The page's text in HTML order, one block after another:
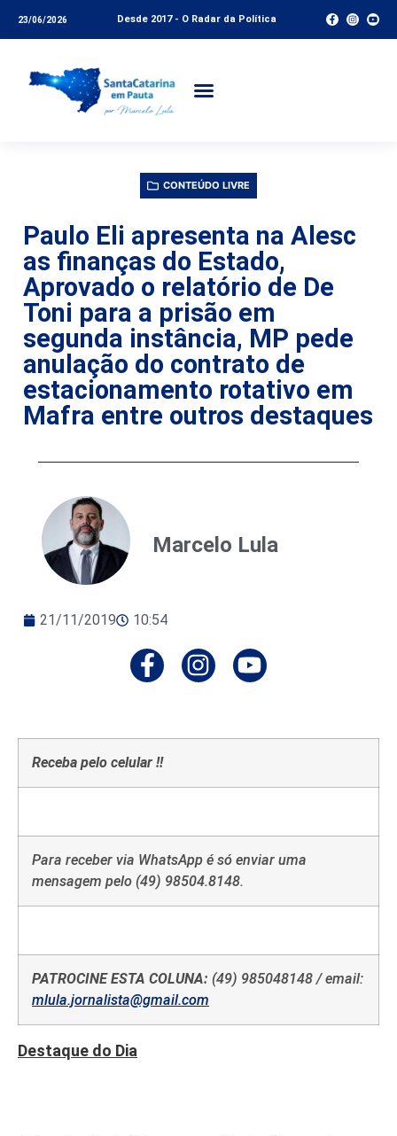
23/06/2026 Desde 2017 - O Radar da Política
CONTEÚDO LIVRE
Paulo Eli apresenta na Alesc
as finanças do Estado,
Aprovado o relatório de De
Toni para a prisão em
segunda instância, MP pede
anulação do contrato de
estacionamento rotativo em
Mafra entre outros destaques
Marcelo Lula
21/11/2019 10:54
Receba pelo celular !!
Para receber via WhatsApp é só enviar uma
mensagem pelo (49) 98504.8148.
PATROCINE ESTA COLUNA: (49) 985048148 / email:
mlula.jornalista@gmail.com
Destaque do Dia